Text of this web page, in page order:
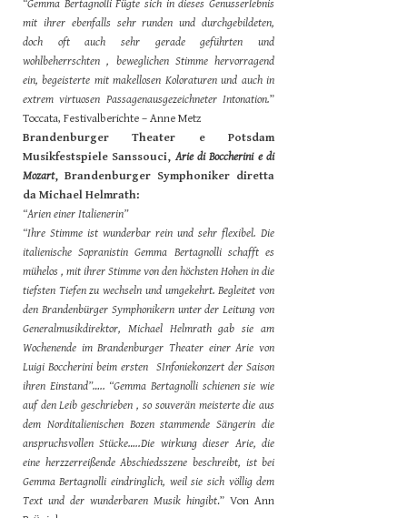
“Gemma Bertagnolli Fügte sich in dieses Genusserlebnis
mit ihrer ebenfalls sehr runden und durchgebildeten,
doch oft auch sehr gerade geführten und
wohlbeherrschten , beweglichen Stimme hervorragend
ein, begeisterte mit makellosen Koloraturen und auch in
extrem virtuosen Passagenausgezeichneter Intonation.”
Toccata, Festivalberichte – Anne Metz
Brandenburger Theater e Potsdam
Musikfestspiele Sanssouci,Arie di Boccherini e di
Mozart, Brandenburger Symphoniker diretta
da Michael Helmrath:
“Arien einer Italienerin”
“Ihre Stimme ist wunderbar rein und sehr flexibel. Die
italienische Sopranistin Gemma Bertagnolli schafft es
mühelos , mit ihrer Stimme von den höchsten Hohen in die
tiefsten Tiefen zu wechseln und umgekehrt. Begleitet von
den Brandenbürger Symphonikern unter der Leitung von
Generalmusikdirektor, Michael Helmrath gab sie am
Wochenende im Brandenburger Theater einer Arie von
Luigi Boccherini beim ersten SInfoniekonzert der Saison
ihren Einstand”….. “Gemma Bertagnolli schienen sie wie
auf den Leib geschrieben , so souverän meisterte die aus
dem Norditalienischen Bozen stammende Sängerin die
anspruchsvollen Stücke…..Die wirkung dieser Arie, die
eine herzzerreißende Abschiedsszene beschreibt, ist bei
Gemma Bertagnolli eindringlich, weil sie sich völlig dem
Text und der wunderbaren Musik hingibt.” Von Ann